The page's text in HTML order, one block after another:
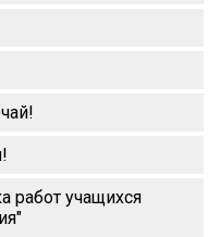
работ учащихся